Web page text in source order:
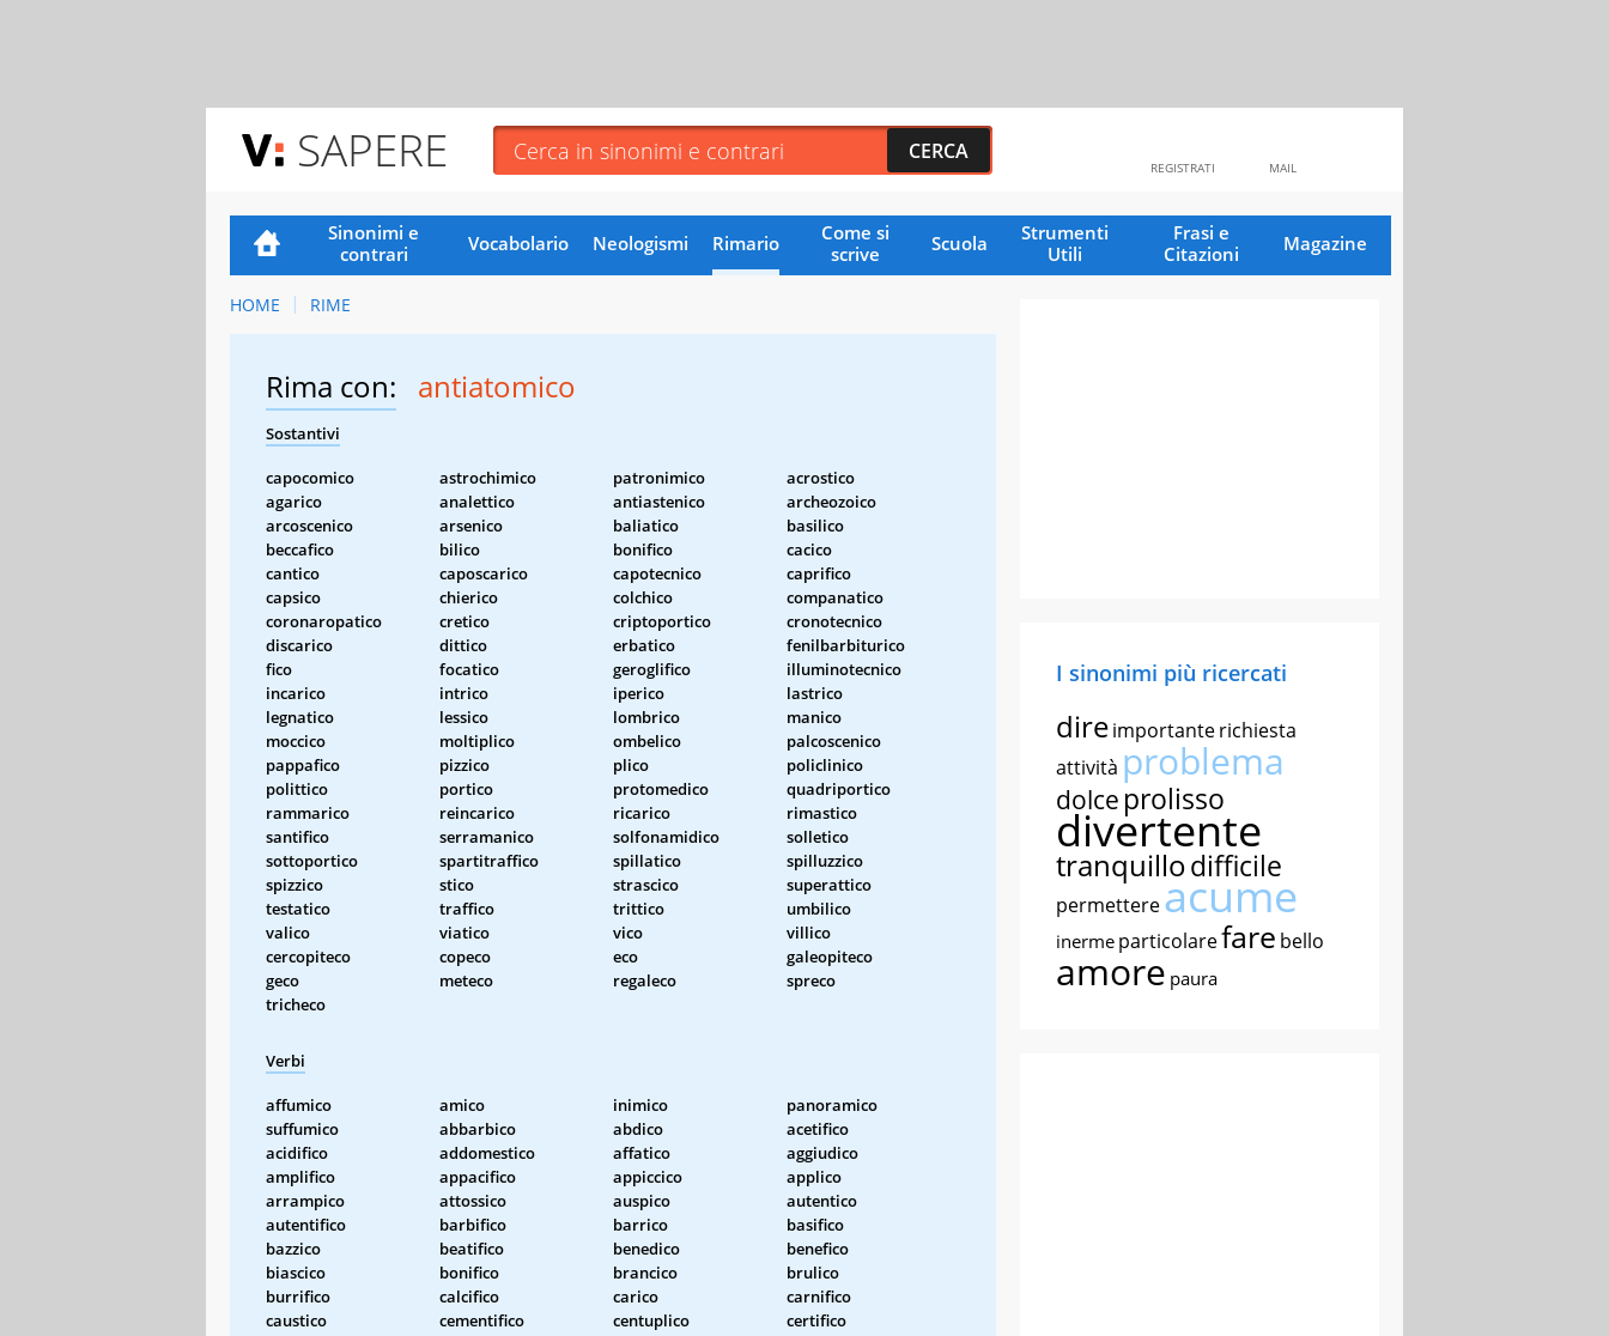
SAPERE MAIL
REGISTRATI
Sinonimi e
contrari
Vocabolario Neologismi Rimario
Come si
scrive
Scuola
Strumenti
Utili
Frasi e
Citazioni
Magazine
HOME RIME
Rima con: antiatomico
Sostantivi
capocomico astrochimico patronimico
acrostico
agarico
analettico antiastenico
archeozoico
arcoscenico
arsenico baliatico
basilico
beccafico
bilico bonifico
cacico
cantico
caposcarico capotecnico
caprifico
capsico
chierico colchico
companatico
coronaropatico
cretico criptoportico
cronotecnico
discarico
dittico erbatico
fenilbarbiturico
fico
focatico geroglifico
illuminotecnico
incarico
intrico iperico
lastrico
legnatico
lessico lombrico
manico
moccico
moltiplico ombelico
palcoscenico
pappafico
pizzico plico
policlinico
polittico
portico protomedico
quadriportico
rammarico
reincarico ricarico
rimastico
santifico
serramanico solfonamidico
solletico
sottoportico
spartitraffico spillatico
spilluzzico
spizzico
stico strascico
superattico
testatico
traffico trittico
umbilico
valico
viatico vico
villico
cercopiteco
copeco eco
galeopiteco
geco
meteco regaleco
spreco
tricheco
Verbi
affumico amico inimico
panoramico
suffumico
abbarbico abdico
acetifico
acidifico
addomestico affatico
aggiudico
amplifico
appacifico appiccico
applico
arrampico
attossico auspico
autentico
autentifico
barbifico barrico
basifico
bazzico
beatifico benedico
benefico
biascico
bonifico brancico
brulico
burrifico
calcifico carico
carnifico
caustico
cementifico centuplico
certifico
I sinonimi più ricercati
direimportanterichiesta
attività problema
dolce prolisso
divertente
tranquillodifficile
permettereacume
inerme particolarefare bello
amore paura